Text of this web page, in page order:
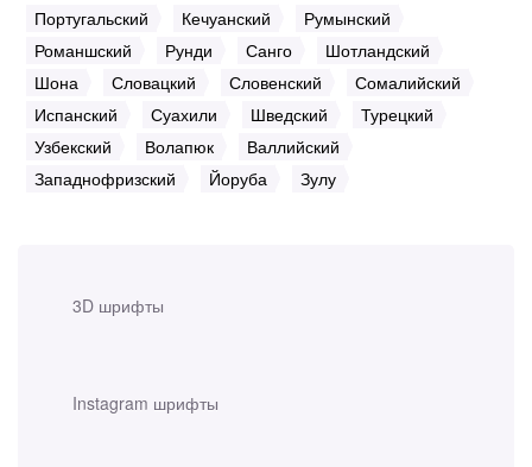
3D шрифты
Instagram шрифты
Португальский
Кечуанский
Румынский
Романшский
Рунди Санго
Шотландский
Шона
Словацкий Словенский
Сомалийский
Испанский
Суахили Шведский
Турецкий
Узбекский
Волапюк
Валлийский
Западнофризский
Йоруба Зулу